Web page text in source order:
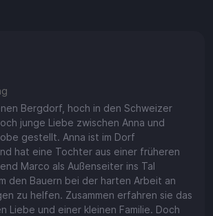
Bergdorf, hoch in den Schweizer
junge Liebe zwischen Anna und
gestellt. Anna ist im Dorf
hat eine Tochter aus einer früheren
Marco als Außenseiter ins Tal
den Bauern bei der harten Arbeit an
zu helfen. Zusammen erfahren sie das
Liebe und einer kleinen Familie. Doch